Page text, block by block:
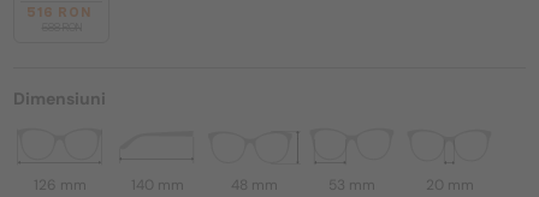
516 RON
Dimensiuni
126 mm 140 mm 48 mm 53 mm 20 mm